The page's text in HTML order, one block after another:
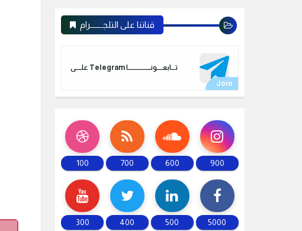
قناتنا على التلجـــــــرام
علـــــى Telegram تـــابعـــــونـــــــــــــــــــا
100 700 600 900
300 400 500 5000